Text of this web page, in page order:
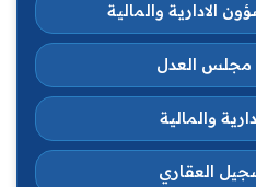
الادارية والمالية
مجلس العدل
والمالية
العقاري